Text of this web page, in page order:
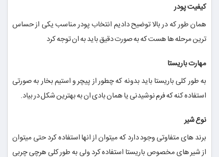
کیفیت پودر
همان طور که در بالا توضیح دادیم انتخاب پودر مناسب یکی از حساس
ترین مرحله ها هست که به صورت دقیق باید به ان توجه کرد
مهارت باریستا
به طور کلی باریستا باید بدونه که چطور از پیچر و استیم بخار به صورتی
استفاده کنه که فرم نوشیدنی یا همان بادی ان به بهترین شکل در بیاد.
نوع شیر
برند های متفاوتی وجود دارد که میتوان از انها استفاده کرد حتی میتوان
از شیر های مخصوص باریستا استفاده کرد ولی به طور کلی هرچی چربی